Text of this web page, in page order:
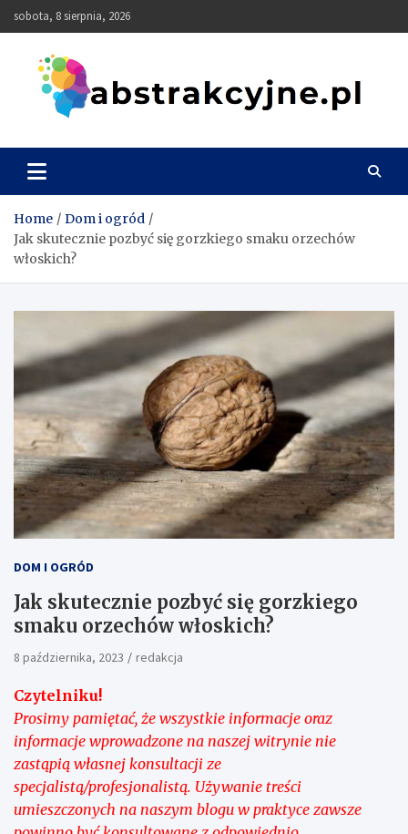
Skip
to
sobota, 8 sierpnia, 2026
Abstrakcyjne
Home
Dom i ogród
Jak skutecznie pozbyć się gorzkiego smaku orzechów
włoskich?
DOM I OGRÓD
Jak skutecznie pozbyć się gorzkiego
smaku orzechów włoskich?
8 października, 2023 redakcja
Czytelniku!
Prosimy pamiętać, że wszystkie informacje oraz
informacje wprowadzone na naszej witrynie nie
zastąpią własnej konsultacji ze
specjalistą/profesjonalistą. Używanie treści
umieszczonych na naszym blogu w praktyce zawsze